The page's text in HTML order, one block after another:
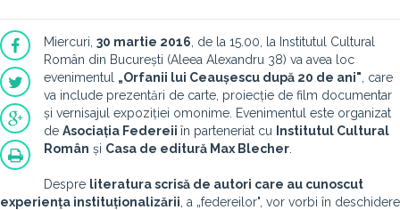
Miercuri, 30 martie 2016 , de la 15.00, la Institutul Cultural
Român din București (Aleea Alexandru 38) va avea loc
evenimentul „Orfanii lui Ceaușescu după 20 de ani" , care
va include prezentări de carte, proiecție de film documentar
și vernisajul expoziției omonime. Evenimentul este organizat
de Asociația Federeii în parteneriat cu
Institutul Cultural
Român și Casa de editură Max Blecher
Despre literatura scrisă de autori care au cunoscut
experiența instituționalizării , a „federeilor", vor vorbi în deschidere